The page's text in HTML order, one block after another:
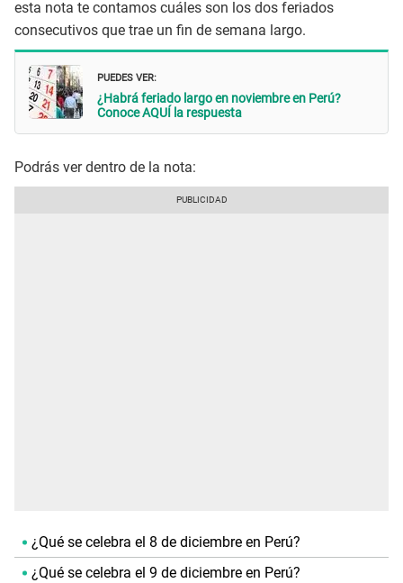
esta nota te contamos cuáles son los dos feriados
consecutivos que trae un fin de semana largo.
PUEDES VER:
¿Habrá feriado largo en noviembre en Perú?
Conoce AQUÍ la respuesta
Podrás ver dentro de la nota:
¿Qué se celebra el 8 de diciembre en Perú?
¿Qué se celebra el 9 de diciembre en Perú?